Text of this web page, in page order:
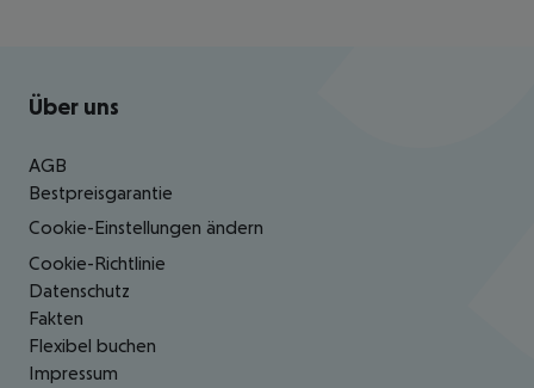
Footer navigation
Über uns
AGB
Bestpreisgarantie
Cookie-Einstellungen ändern
Cookie-Richtlinie
Datenschutz
Fakten
Flexibel buchen
Impressum